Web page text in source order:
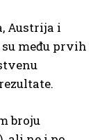
Austrija i
među prvih
broju